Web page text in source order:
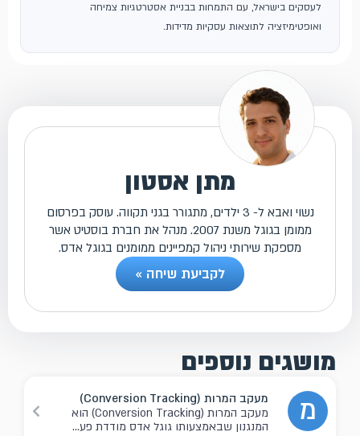
לעסקים בישראל, עם התמחות בבניית אסטרטגיות צמיחה
ואופטימיזציה לתוצאות עסקיות מדידות.
מתן אסטון
נשוי ואבא ל- 3 ילדים, מתגורר בגני תקווה. עוסק בפרסום
ממומן בגוגל משנת 2007. מנהל את חברת בוסטיט אשר
מספקת שירותי ניהול קמפיינים ממומנים בגוגל אדס.
לקביעת שיחה »
מושגים נוספים
מ
מעקב המרות (Conversion Tracking)
מעקב המרות (Conversion Tracking) הוא
המנגנון שבאמצעותו גוגל אדס מודדת פע...